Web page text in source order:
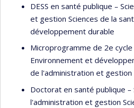
publications dans des journaux
Elle a été lauréate de distinctions
internationaux, dont la bourse
de recherche du Québec, une
Pays-Bas (Université Utretch,
Idex, Université de Bordeaux
le prix ACFAS Adrien-Pouliot, pour
scientifique entre la France et le
DESS en santé publique –
et gestion Sciences de la
développement durable
Microprogramme de 2e
Environnement et
de l'administration et gestion
Doctorat en santé publique –
l'administration et gestion